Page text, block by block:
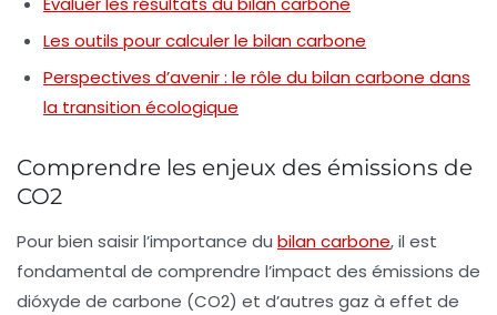
Les outils pour calculer le bilan carbone
Perspectives d’avenir : le rôle du bilan carbone dans
la transition écologique
Comprendre les enjeux des émissions de
CO2
Pour bien saisir l’importance du bilan carbone, il est
fondamental de comprendre l’impact des émissions de
dióxyde de carbone (CO2) et d’autres gaz à effet de